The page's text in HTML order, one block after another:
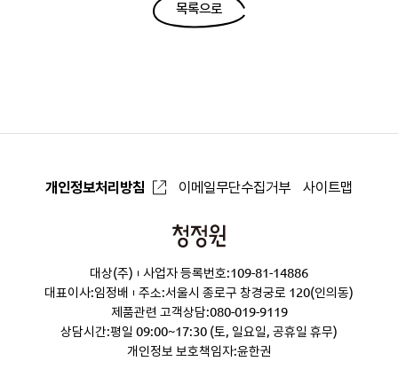
목록으로
개인정보처리방침 이메일무단수집거부 사이트맵
청
원
대상(주)
사업자 등록번호:109-81-14886
대표이사:임정배
주소:서울시 종로구 창경궁로 120(인의동)
제품관련 고객상담:080-019-9119
상담시간:평일 09:00~17:30 (토, 일요일, 공휴일 휴무)
개인정보 보호책임자:윤한권